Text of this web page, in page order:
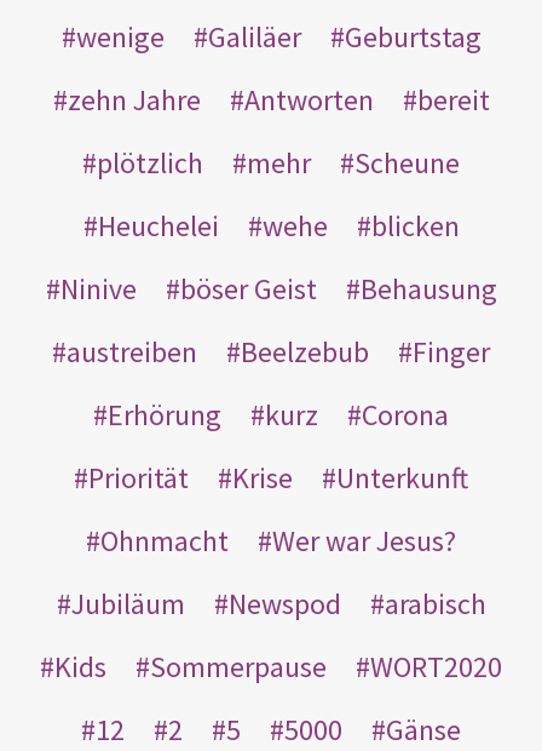
wenige Galiläer
Geburtstag
zehn Jahre
Antworten
bereit
plötzlich
mehr
Scheune
Heuchelei
wehe
blicken
Ninive
böser Geist
Behausung
austreiben
Beelzebub
Finger
Erhörung
kurz
Corona
Priorität
Krise
Unterkunft
Ohnmacht
Wer war Jesus?
Jubiläum
Newspod
arabisch
Kids
Sommerpause
WORT2020
12
2 5 5000
Gänse